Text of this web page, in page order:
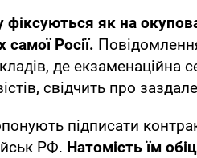
як на
самої Росії.
де екзаменаційна
свідчить про
підписати
РФ. Натомість їм